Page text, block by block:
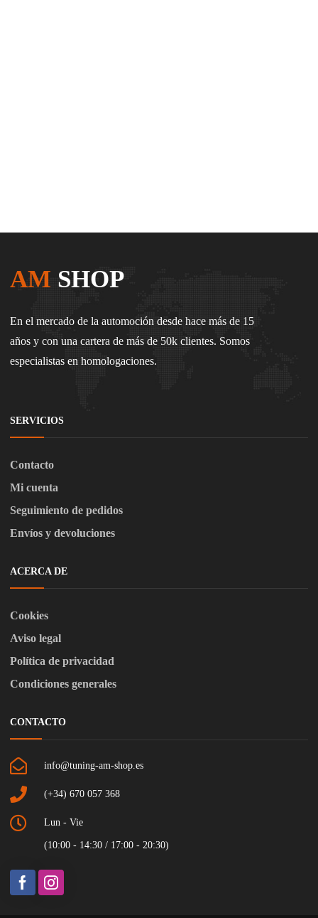
AM SHOP
En el mercado de la automoción desde hace más de 15
años y con una cartera de más de 50k clientes. Somos
especialistas en homologaciones.
SERVICIOS
Contacto
Mi cuenta
Seguimiento de pedidos
Envíos y devoluciones
ACERCA DE
Cookies
Aviso legal
Política de privacidad
Condiciones generales
CONTACTO
info@tuning-am-shop.es
(+34) 670 057 368
Lun - Vie
(10:00 - 14:30 / 17:00 - 20:30)